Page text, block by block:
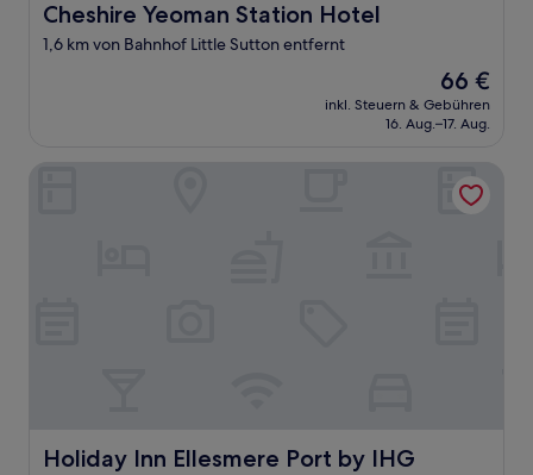
Cheshire Yeoman Station Hotel
Cheshire Yeoman Station Hotel
1,6 km von Bahnhof Little Sutton entfernt
Der
Preis
beträgt
66 €
inkl. Steuern & Gebühren
16. Aug.–17. Aug.
Holiday Inn Ellesmere Port by IHG
Holiday Inn Ellesmere Port by IHG